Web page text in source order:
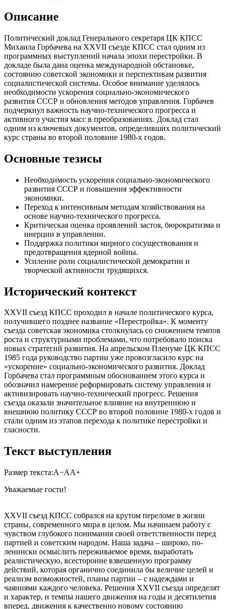
Описание
Политический доклад Генерального секретаря ЦК КПСС
Михаила Горбачева на XXVII съезде КПСС стал одним из
программных выступлений начала эпохи перестройки. В
докладе была дана оценка международной обстановке,
состоянию советской экономики и перспективам развития
социалистической системы. Особое внимание уделялось
необходимости ускорения социально-экономического
развития СССР и обновления методов управления. Горбачев
подчеркнул важность научно-технического прогресса и
активного участия масс в преобразованиях. Доклад стал
одним из ключевых документов, определивших политический
курс страны во второй половине 1980-х годов.
Основные тезисы
Необходимость ускорения социально-экономического
развития СССР и повышения эффективности
экономики.
Переход к интенсивным методам хозяйствования на
основе научно-технического прогресса.
Критическая оценка проявлений застоя, бюрократизма и
инерции в управлении.
Поддержка политики мирного сосуществования и
предотвращения ядерной войны.
Усиление роли социалистической демократии и
творческой активности трудящихся.
Исторический контекст
XXVII съезд КПСС проходил в начале политического курса,
получившего позднее название «Перестройка». К моменту
съезда советская экономика столкнулась со снижением темпов
роста и структурными проблемами, что потребовало поиска
новых стратегий развития. На апрельском Пленуме ЦК КПСС
1985 года руководство партии уже провозгласило курс на
«ускорение» социально-экономического развития. Доклад
Горбачева стал программным обоснованием этого курса и
обозначил намерение реформировать систему управления и
активизировать научно-технический прогресс. Решения
съезда оказали значительное влияние на внутреннюю и
внешнюю политику СССР во второй половине 1980-х годов и
стали одним из этапов перехода к политике перестройки и
гласности.
Текст выступления
Размер текста:А−АА+
Уважаемые гости!
XXVII съезд КПСС собрался на крутом переломе в жизни
страны, современного мира в целом. Мы начинаем работу с
чувством глубокого понимания своей ответственности перед
партией и советским народом. Наша задача – широко, по-
ленински осмыслить переживаемое время, выработать
реалистическую, всесторонне взвешенную программу
действий, которая органично соединила бы величие целей и
реализм возможностей, планы партии – с надеждами и
чаяниями каждого человека. Решения XXVII съезда определят
и характер, и темпы нашего движения на годы и десятилетия
вперед, движения к качественно новому состоянию